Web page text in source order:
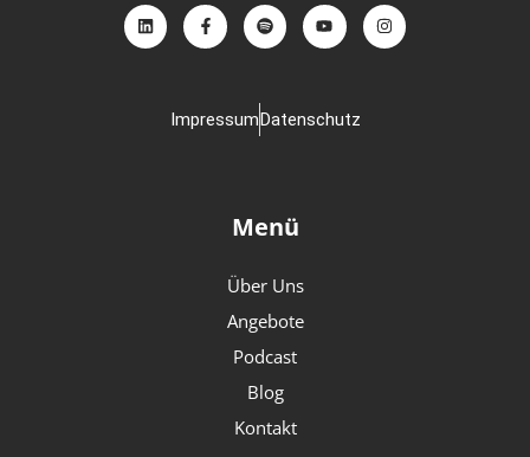
ImpressumDatenschutz
Menü
Über Uns
Angebote
Podcast
Blog
Kontakt